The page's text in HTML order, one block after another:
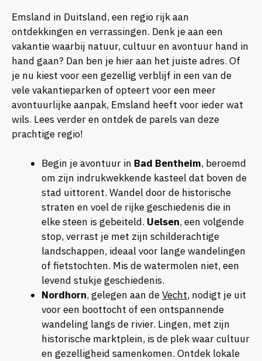
Emsland in Duitsland, een regio rijk aan
ontdekkingen en verrassingen. Denk je aan een
vakantie waarbij natuur, cultuur en avontuur hand in
hand gaan? Dan ben je hier aan het juiste adres. Of
je nu kiest voor een gezellig verblijf in een van de
vele vakantieparken of opteert voor een meer
avontuurlijke aanpak, Emsland heeft voor ieder wat
wils. Lees verder en ontdek de parels van deze
prachtige regio!
Begin je avontuur in Bad Bentheim, beroemd
om zijn indrukwekkende kasteel dat boven de
stad uittorent. Wandel door de historische
straten en voel de rijke geschiedenis die in
elke steen is gebeiteld. Uelsen, een volgende
stop, verrast je met zijn schilderachtige
landschappen, ideaal voor lange wandelingen
of fietstochten. Mis de watermolen niet, een
levend stukje geschiedenis.
Nordhorn, gelegen aan deVecht, nodigt je uit
voor een boottocht of een ontspannende
wandeling langs de rivier. Lingen, met zijn
historische marktplein, is de plek waar cultuur
en gezelligheid samenkomen. Ontdek lokale